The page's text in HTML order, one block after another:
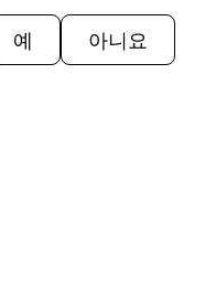
예 아니요